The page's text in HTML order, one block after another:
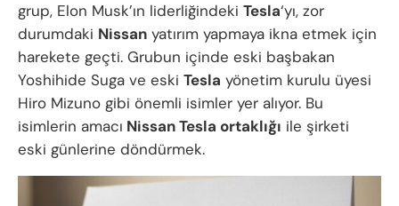
grup, Elon Musk’ın liderliğindeki Tesla‘yı, zor
durumdaki Nissan yatırım yapmaya ikna etmek için
harekete geçti. Grubun içinde eski başbakan
Yoshihide Suga ve eski Tesla yönetim kurulu üyesi
Hiro Mizuno gibi önemli isimler yer alıyor. Bu
isimlerin amacı Nissan Tesla ortaklığı ile şirketi
eski günlerine döndürmek.